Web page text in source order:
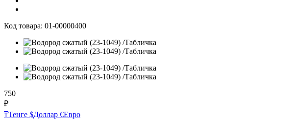
Код товара: 01-00000400
750
₽
₸Тенге $Доллар €Евро